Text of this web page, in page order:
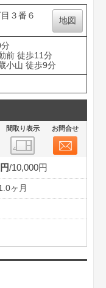
３番６
地図
前 徒歩11分
小山 徒歩9分
間取り表示 お問合せ
10,000円
ヶ月